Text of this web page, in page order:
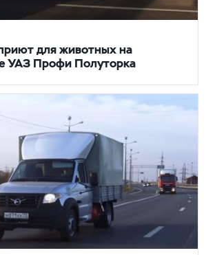
для животных на
УАЗ Профи Полуторка